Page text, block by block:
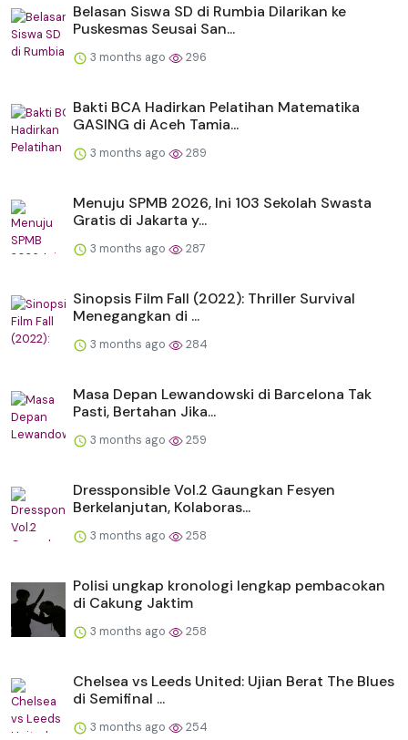
Belasan Siswa SD di Rumbia Dilarikan ke
Puskesmas Seusai San...
3 months ago 296
Bakti BCA Hadirkan Pelatihan Matematika
GASING di Aceh Tamia...
3 months ago 289
Menuju SPMB 2026, Ini 103 Sekolah Swasta
Gratis di Jakarta y...
3 months ago 287
Sinopsis Film Fall (2022): Thriller Survival
Menegangkan di ...
3 months ago 284
Masa Depan Lewandowski di Barcelona Tak
Pasti, Bertahan Jika...
3 months ago 259
Dressponsible Vol.2 Gaungkan Fesyen
Berkelanjutan, Kolaboras...
3 months ago 258
Polisi ungkap kronologi lengkap pembacokan
di Cakung Jaktim
3 months ago 258
Chelsea vs Leeds United: Ujian Berat The Blues
di Semifinal ...
3 months ago 254